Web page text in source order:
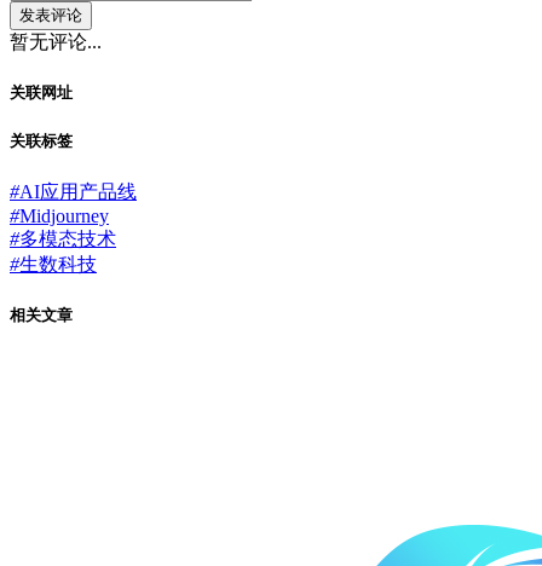
发表评论
暂无评论...
关联网址
关联标签
#AI应用产品线
#Midjourney
#多模态技术
#生数科技
相关文章